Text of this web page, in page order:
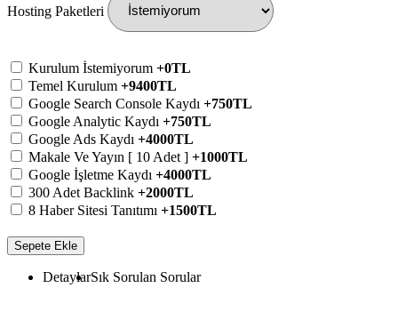
Hosting Paketleri
Kurulum İstemiyorum +0TL
Temel Kurulum +9400TL
Google Search Console Kaydı +750TL
Google Analytic Kaydı +750TL
Google Ads Kaydı +4000TL
Makale Ve Yayın [ 10 Adet ] +1000TL
Google İşletme Kaydı +4000TL
300 Adet Backlink +2000TL
8 Haber Sitesi Tanıtımı +1500TL
Sepete Ekle
DetaylarSık Sorulan Sorular